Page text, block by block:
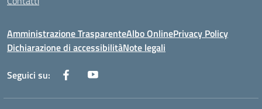
Amministrazione TrasparenteAlbo OnlinePrivacy Policy
Dichiarazione di accessibilitàNote legali
Seguici su: